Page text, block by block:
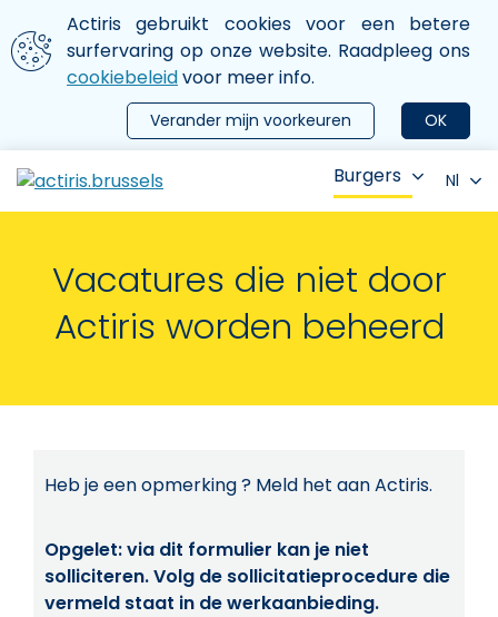
Aller au contenu principal
We gebruiken cookies
Actiris gebruikt cookies voor een betere
surfervaring op onze website. Raadpleeg ons
cookiebeleidvoor meer info.
OK
Verander mijn voorkeuren
le menu
Burgers Nl
Vacatures die niet door
Actiris worden beheerd
Heb je een opmerking ? Meld het aan Actiris.
Opgelet: via dit formulier kan je niet
solliciteren. Volg de sollicitatieprocedure die
vermeld staat in de werkaanbieding.